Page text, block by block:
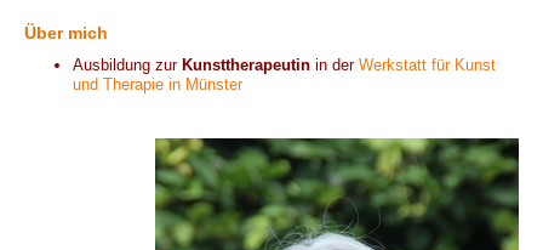
Über mich
Ausbildung zur Kunsttherapeutin in der Werkstatt für Kunst
und Therapie in Münster